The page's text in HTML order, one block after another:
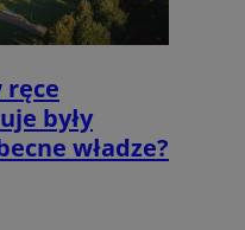
ręce
były
władze?